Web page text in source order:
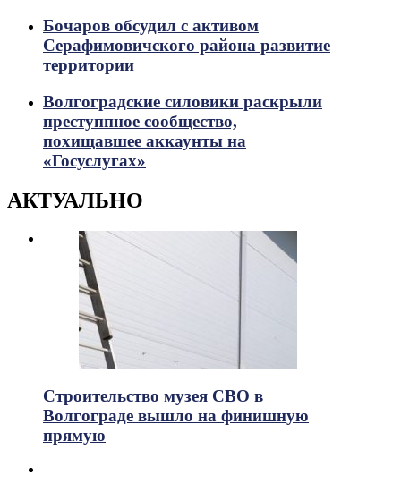
Бочаров обсудил с активом
Серафимовичского района развитие
территории
Волгоградские силовики раскрыли
преступпное сообщество,
похищавшее аккаунты на
«Госуслугах»
АКТУАЛЬНО
Строительство музея СВО в
Волгограде вышло на финишную
прямую